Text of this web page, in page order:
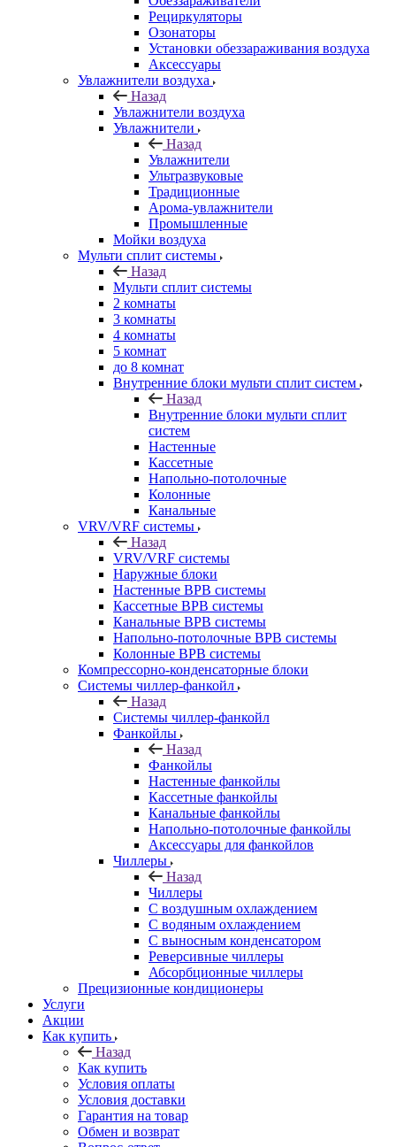
Рециркуляторы
Озонаторы
Установки обеззараживания воздуха
Аксессуары
Увлажнители воздуха
Назад
Увлажнители воздуха
Увлажнители
Назад
Увлажнители
Ультразвуковые
Традиционные
Арома-увлажнители
Промышленные
Мойки воздуха
Мульти сплит системы
Назад
Мульти сплит системы
2 комнаты
3 комнаты
4 комнаты
5 комнат
до 8 комнат
Внутренние блоки мульти сплит систем
Назад
Внутренние блоки мульти сплит
систем
Настенные
Кассетные
Напольно-потолочные
Колонные
Канальные
VRV/VRF системы
Назад
VRV/VRF системы
Наружные блоки
Настенные ВРВ системы
Кассетные ВРВ системы
Канальные ВРВ системы
Напольно-потолочные ВРВ системы
Колонные ВРВ системы
Компрессорно-конденсаторные блоки
Системы чиллер-фанкойл
Назад
Системы чиллер-фанкойл
Фанкойлы
Назад
Фанкойлы
Настенные фанкойлы
Кассетные фанкойлы
Канальные фанкойлы
Напольно-потолочные фанкойлы
Аксессуары для фанкойлов
Чиллеры
Назад
Чиллеры
С воздушным охлаждением
С водяным охлаждением
С выносным конденсатором
Реверсивные чиллеры
Абсорбционные чиллеры
Прецизионные кондиционеры
Услуги
Акции
Как купить
Назад
Как купить
Условия оплаты
Условия доставки
Гарантия на товар
Обмен и возврат